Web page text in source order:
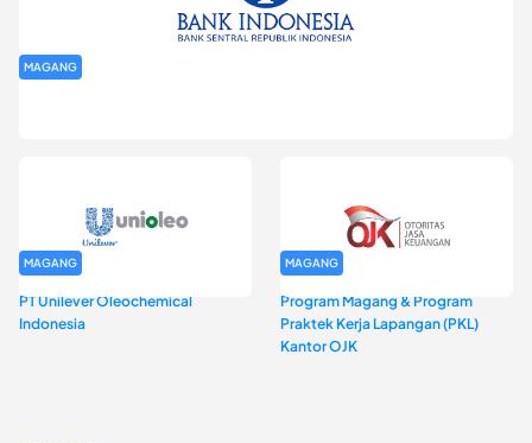
MAGANG
MAGANG
PT Unilever Oleochemical
Indonesia
MAGANG
Program Magang & Program
Praktek Kerja Lapangan (PKL)
Kantor OJK